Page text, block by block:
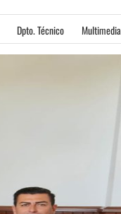
Dpto. Técnico Multimedia